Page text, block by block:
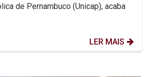
de Pernambuco (Unicap), acaba
LER MAIS